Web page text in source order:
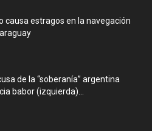
causa estragos en la navegación
de la “soberanía” argentina
babor (izquierda)...